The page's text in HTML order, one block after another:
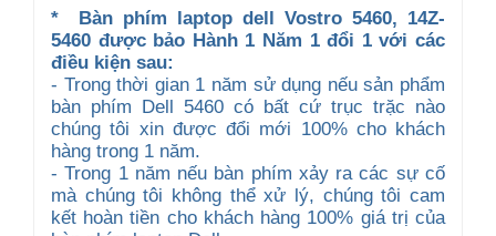
*
Bàn phím laptop dell Vostro 5460, 14Z-
5460 được bảo Hành 1 Năm 1 đổi 1 với các
điều kiện sau:
- Trong thời gian 1 năm sử dụng nếu sản phẩm
bàn phím Dell 5460 có bất cứ trục trặc nào
chúng tôi xin được đổi mới 100% cho khách
hàng trong 1 năm.
- Trong 1 năm nếu bàn phím xảy ra các sự cố
mà chúng tôi không thể xử lý, chúng tôi cam
kết hoàn tiền cho khách hàng 100% giá trị của